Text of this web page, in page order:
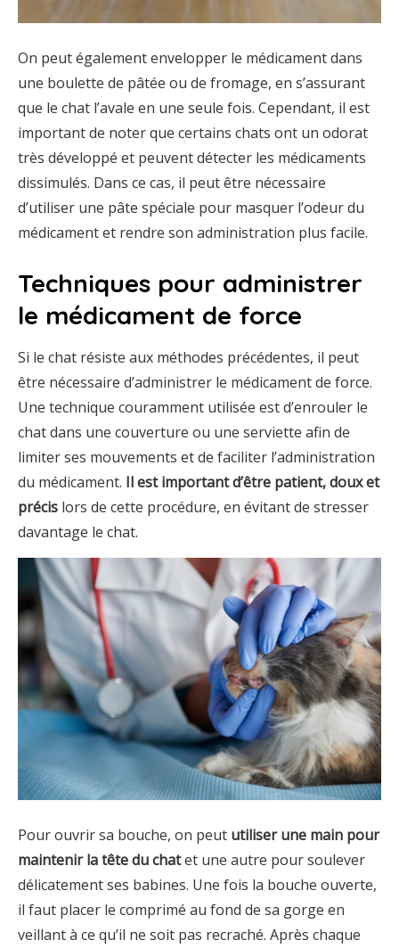
On peut également envelopper le médicament dans
une boulette de pâtée ou de fromage, en s’assurant
que le chat l’avale en une seule fois. Cependant, il est
important de noter que certains chats ont un odorat
très développé et peuvent détecter les médicaments
dissimulés. Dans ce cas, il peut être nécessaire
d’utiliser une pâte spéciale pour masquer l’odeur du
médicament et rendre son administration plus facile.
Techniques pour administrer
le médicament de force
Si le chat résiste aux méthodes précédentes, il peut
être nécessaire d’administrer le médicament de force.
Une technique couramment utilisée est d’enrouler le
chat dans une couverture ou une serviette afin de
limiter ses mouvements et de faciliter l’administration
du médicament. Il est important d’être patient, doux et
précis lors de cette procédure, en évitant de stresser
davantage le chat.
Pour ouvrir sa bouche, on peut utiliser une main pour
maintenir la tête du chatet une autre pour soulever
délicatement ses babines. Une fois la bouche ouverte,
il faut placer le comprimé au fond de sa gorge en
veillant à ce qu’il ne soit pas recraché. Après chaque